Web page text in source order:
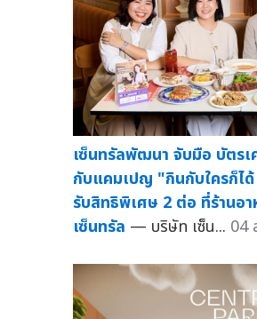
เซ็นทรัลพัฒนา จับมือ บัตร
กับแคมเปญ "กินกับใครก็ไ
รับสิทธิพิเศษ 2 ต่อ ที่ร้านอา
เซ็นทรัล — บริษัท เซ็น... 04